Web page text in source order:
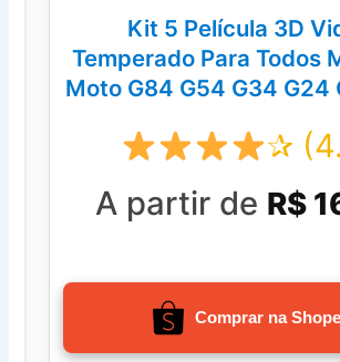
Kit 5 Película 3D
Temperado Para Todos
Moto G84 G54 G34 G24
✰
A partir de R$
Comprar na